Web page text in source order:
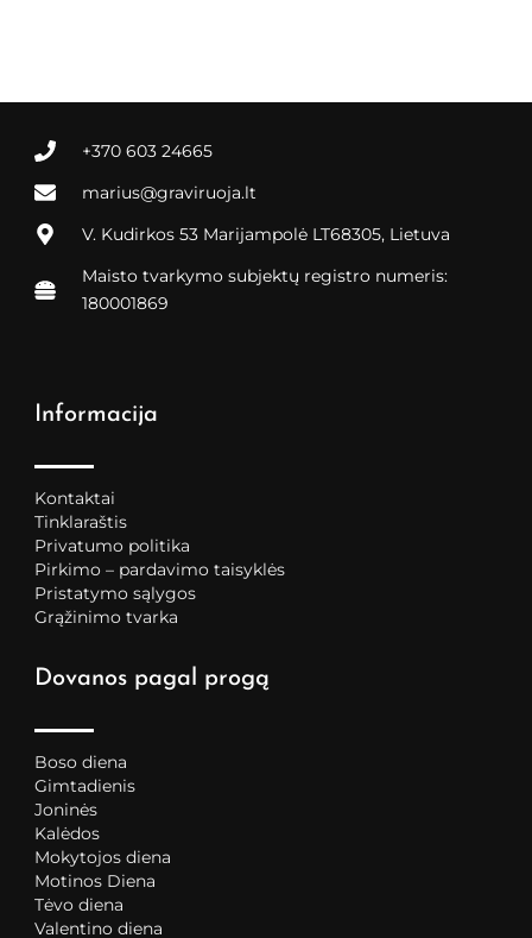
+370 603 24665
marius@graviruoja.lt
V. Kudirkos 53 Marijampolė LT68305, Lietuva
Maisto tvarkymo subjektų registro numeris:
180001869
Informacija
Kontaktai
Tinklaraštis
Privatumo politika
Pirkimo – pardavimo taisyklės
Pristatymo sąlygos
Grąžinimo tvarka
Dovanos pagal progą
Boso diena
Gimtadienis
Joninės
Kalėdos
Mokytojos diena
Motinos Diena
Tėvo diena
Valentino diena